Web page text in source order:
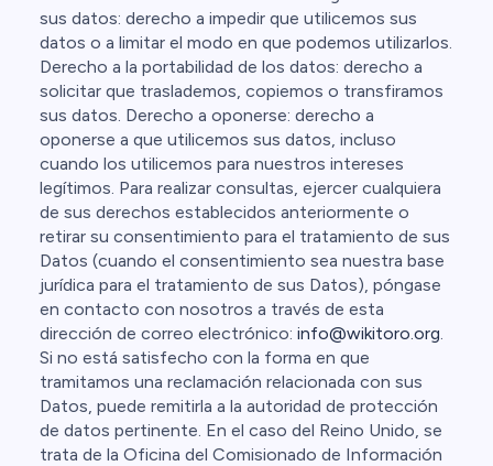
sus datos: derecho a impedir que utilicemos sus
datos o a limitar el modo en que podemos utilizarlos.
Derecho a la portabilidad de los datos: derecho a
solicitar que traslademos, copiemos o transfiramos
sus datos. Derecho a oponerse: derecho a
oponerse a que utilicemos sus datos, incluso
cuando los utilicemos para nuestros intereses
legítimos. Para realizar consultas, ejercer cualquiera
de sus derechos establecidos anteriormente o
retirar su consentimiento para el tratamiento de sus
Datos (cuando el consentimiento sea nuestra base
jurídica para el tratamiento de sus Datos), póngase
en contacto con nosotros a través de esta
dirección de correo electrónico: info@wikitoro.org.
Si no está satisfecho con la forma en que
tramitamos una reclamación relacionada con sus
Datos, puede remitirla a la autoridad de protección
de datos pertinente. En el caso del Reino Unido, se
trata de la Oficina del Comisionado de Información